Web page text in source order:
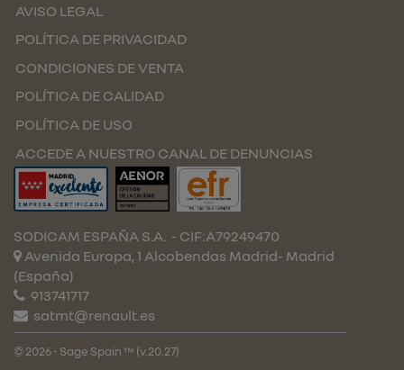
AVISO LEGAL
POLÍTICA DE PRIVACIDAD
CONDICIONES DE VENTA
POLÍTICA DE CALIDAD
POLÍTICA DE USO
ACCEDE A NUESTRO CANAL DE DENUNCIAS
SODICAM ESPAÑA S.A. - CIF:A79249470
Avenida Europa, 1 Alcobendas Madrid- Madrid
(España)
913741717
satmt@renault.es
© 2026 - Sage Spain ™ (v.20.27)